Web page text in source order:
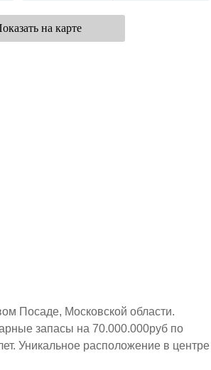
на карте
Посаде, Московской области.
запасы на 70.000.000руб по
Уникальное расположение в центре